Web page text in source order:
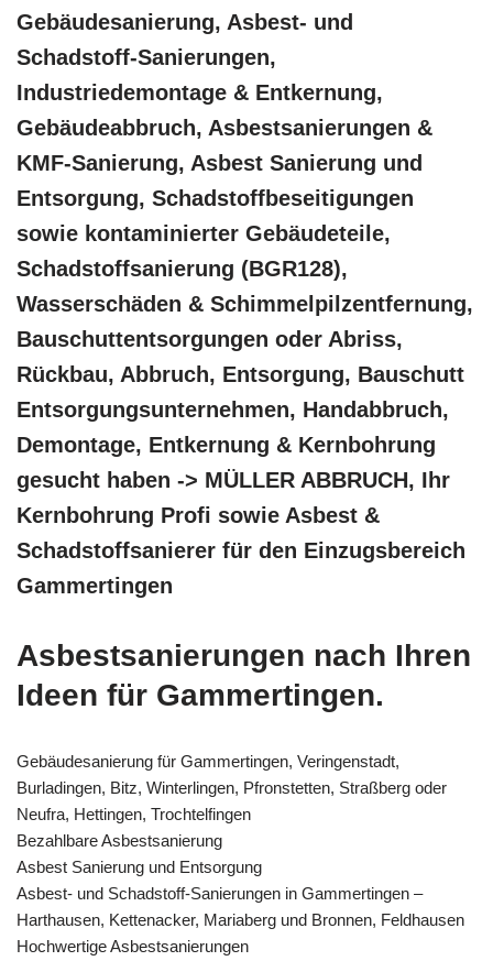
Gebäudesanierung, Asbest- und
Schadstoff-Sanierungen,
Industriedemontage & Entkernung,
Gebäudeabbruch, Asbestsanierungen &
KMF-Sanierung, Asbest Sanierung und
Entsorgung, Schadstoffbeseitigungen
sowie kontaminierter Gebäudeteile,
Schadstoffsanierung (BGR128),
Wasserschäden & Schimmelpilzentfernung,
Bauschuttentsorgungen oder Abriss,
Rückbau, Abbruch, Entsorgung, Bauschutt
Entsorgungsunternehmen, Handabbruch,
Demontage, Entkernung & Kernbohrung
gesucht haben -> MÜLLER ABBRUCH, Ihr
Kernbohrung Profi sowie Asbest &
Schadstoffsanierer für den Einzugsbereich
Gammertingen
Asbestsanierungen nach Ihren
Ideen für Gammertingen.
Gebäudesanierung für Gammertingen, Veringenstadt,
Burladingen, Bitz, Winterlingen, Pfronstetten, Straßberg oder
Neufra, Hettingen, Trochtelfingen
Bezahlbare Asbestsanierung
Asbest Sanierung und Entsorgung
Asbest- und Schadstoff-Sanierungen in Gammertingen –
Harthausen, Kettenacker, Mariaberg und Bronnen, Feldhausen
Hochwertige Asbestsanierungen